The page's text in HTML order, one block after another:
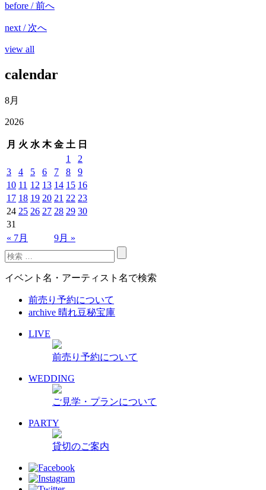
before / 前へ
next / 次へ
view all
calendar
8月
2026
月 火 水 木 金 土 日
« 7月 9月 »
1
2
3
4 5 6 7 8
9
10 11 12 13 14 15 16
17 18 19 20 21 22 23
24 25 26 27 28 29 30
31
イベント名・アーティスト名で検索
前売り予約について
archive 晴れ豆秘宝庫
LIVE
前売り予約について
WEDDING
ご見学・プランについて
PARTY
貸切のご案内